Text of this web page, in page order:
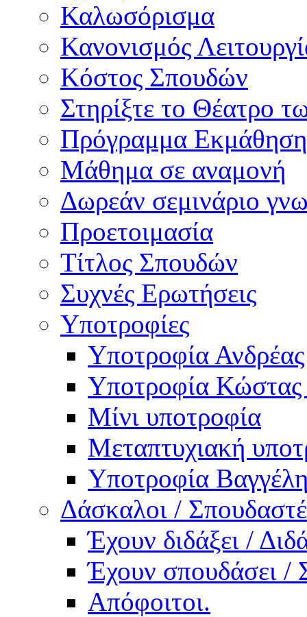
Καλωσόρισμα
Κανονισμός
Κόστος Σπουδών
Στηρίξτε το Θέατρο
Πρόγραμμα
Μάθημα σε αναμονή
Δωρεάν σεμινάριο
Προετοιμασία
Τίτλος Σπουδών
Συχνές Ερωτήσεις
Υποτροφίες
Υποτροφία
Υποτροφία
Μίνι υποτροφία
Μεταπτυχιακή
Υποτροφία
Δάσκαλοι /
Έχουν διδάξει /
Έχουν σπουδάσει /
Απόφοιτοι.